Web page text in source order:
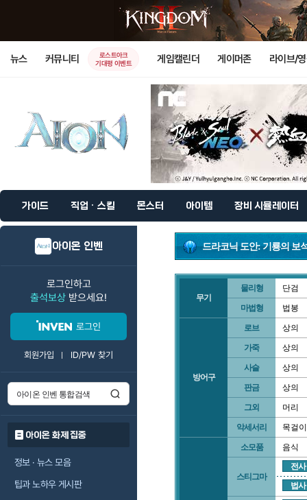
뉴스 커뮤니티
로스트아크
기대평 이벤트
게임캘린더 게이머존 라이브/
가이드 직업 · 스킬 몬스터 아이템 장비 시뮬레이터
아이온 인벤
로그인하고
출석보상 받으세요!
로그인
회원가입 ID/PW 찾기
아이온 화제 집중
정보 · 뉴스 모음
팁과 노하우 게시판
드라코닉 도안: 기룡의 보
무기
물리형 단검
마법형 법봉
방어구
로브 상의
가죽 상의
사슬 상의
판금 상의
그외 머리
악세서리 목걸이
소모품 음식
스티그마
전사
법사